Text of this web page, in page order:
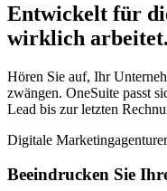
Entwickelt für
wirklich arbeitet.
Hören Sie auf, Ihr
zwängen. OneSuite passt
Lead bis zur letzten
Digitale
Beeindrucken Sie